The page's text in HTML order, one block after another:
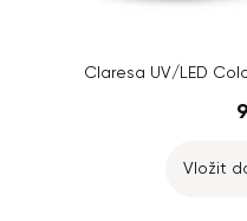
Claresa UV/LED
Vložit